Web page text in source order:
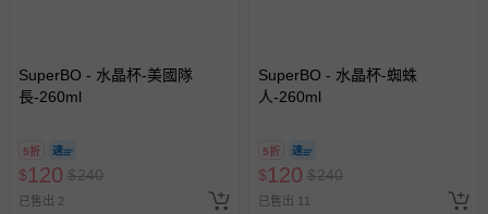
SuperBO - 水晶杯-美國隊
長-260ml
5折
$120 $240
已售出 2
SuperBO - 水晶杯-蜘蛛
人-260ml
5折
$120 $240
已售出 11